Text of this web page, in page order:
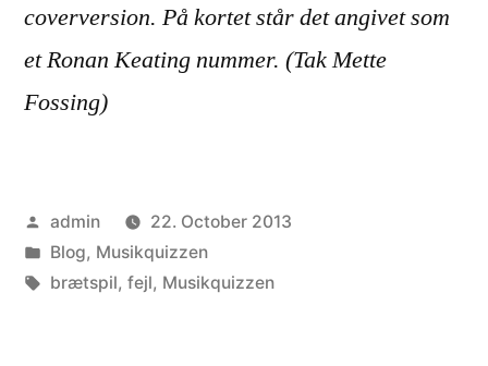
coverversion. På kortet står det angivet som
et Ronan Keating nummer. (Tak Mette
Fossing)
Posted
by
admin
22. October 2013
Posted
in
Blog, Musikquizzen
Tags:
brætspil, fejl, Musikquizzen